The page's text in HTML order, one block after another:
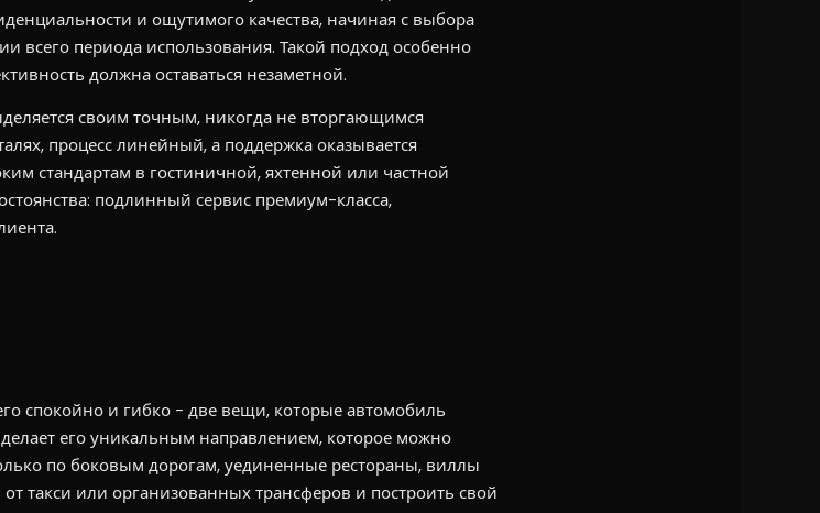
и ощутимого качества, начиная с выбора
периода использования. Такой подход особенно
должна оставаться незаметной.
своим точным, никогда не вторгающимся
процесс линейный, а поддержка оказывается
стандартам в гостиничной, яхтенной или частной
подлинный сервис премиум-класса,
спокойно и гибко - две вещи, которые автомобиль
его уникальным направлением, которое можно
по боковым дорогам, уединенные рестораны, виллы
такси или организованных трансферов и построить свой